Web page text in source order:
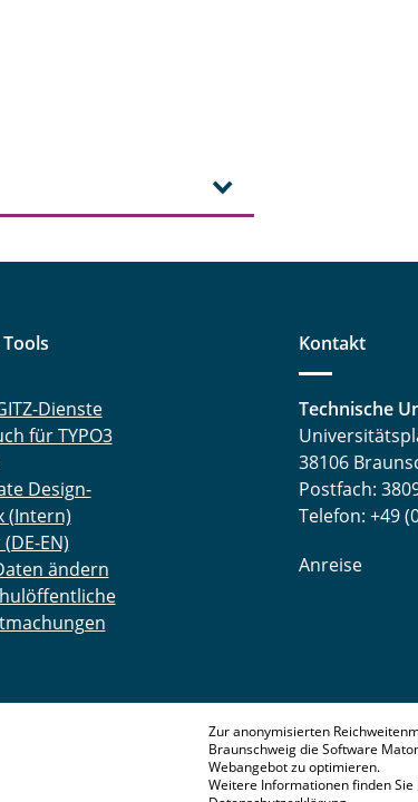
Dienste
für TYPO3
Design-
(Intern)
EN)
ändern
Kontakt
Technische
38106
Postfach:
Telefon: +49
Anreise
Zur anonymisierten
Braunschweig die Software
Webangebot zu optimieren.
Weitere Informationen finden Sie